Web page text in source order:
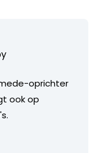
oprichter
ook op